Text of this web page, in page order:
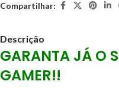
Compartilhar:
Descrição
GARANTA JÁ O
GAMER!!